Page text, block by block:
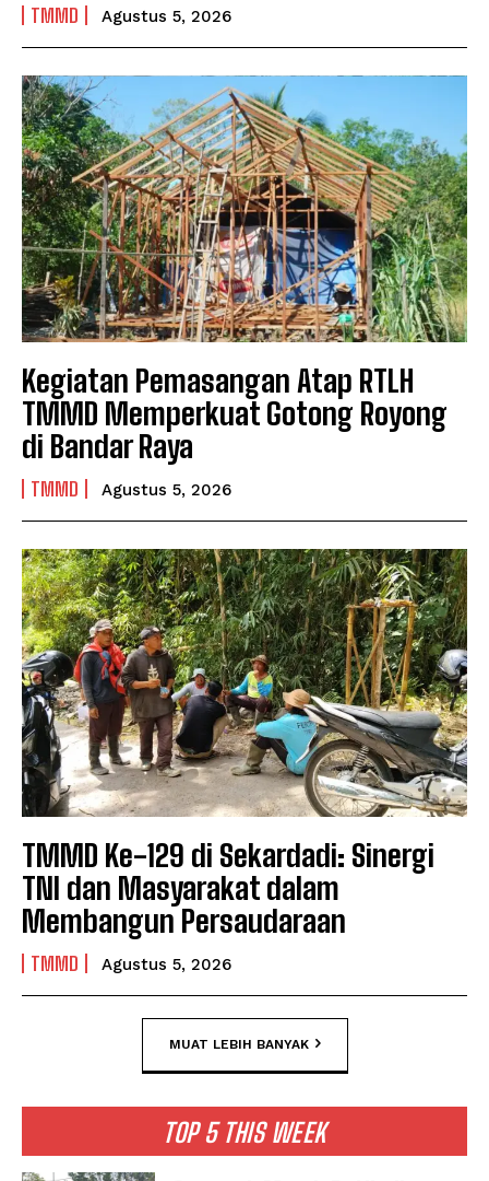
TMMD Agustus 5, 2026
Kegiatan Pemasangan Atap RTLH
TMMD Memperkuat Gotong Royong
di Bandar Raya
TMMD Agustus 5, 2026
TMMD Ke-129 di Sekardadi: Sinergi
TNI dan Masyarakat dalam
Membangun Persaudaraan
TMMD Agustus 5, 2026
MUAT LEBIH BANYAK
TOP 5 THIS WEEK